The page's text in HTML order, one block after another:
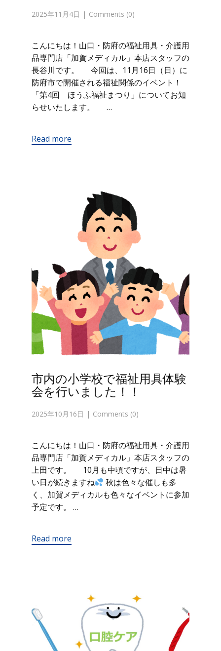
2025年11月4日 Comments (0)
こんにちは！山口・防府の福祉用具・介護用
品専門店「加賀メディカル」本店スタッフの
長谷川です。 今回は、11月16日（日）に
防府市で開催される福祉関係のイベント！
「第4回 ほうふ福祉まつり」についてお知
らせいたします。 …
Read more
市内の小学校で福祉用具体験
会を行いました！！
2025年10月16日 Comments (0)
こんにちは！山口・防府の福祉用具・介護用
品専門店「加賀メディカル」本店スタッフの
上田です。 10月も中頃ですが、日中は暑
い日が続きますね
秋は色々な催しも多
く、加賀メディカルも色々なイベントに参加
予定です。 …
Read more